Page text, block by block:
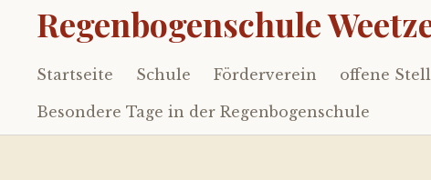
Regenbogenschule
Zum
Inhalt
Startseite Schule Förderverein offene
Besondere Tage in der Regenbogenschule